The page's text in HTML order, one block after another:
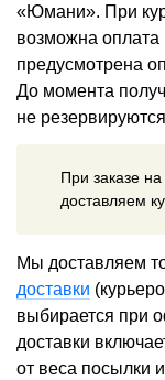
«Юмани». При
возможна
предусмотрена
До момента
не
При заказе
доставляем
Мы доставляем
доставки
выбирается при
доставки
от веса посылки